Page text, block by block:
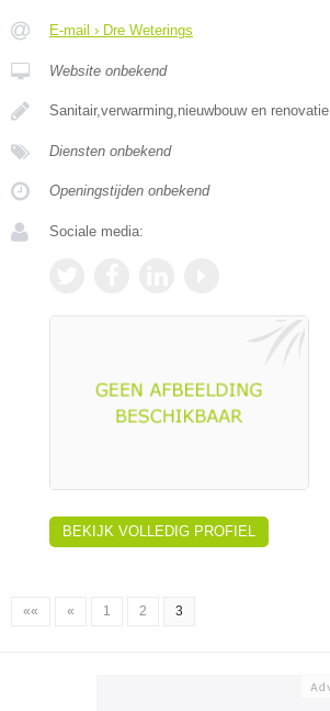
E-mail › Dre Weterings
Website onbekend
Sanitair,verwarming,nieuwbouw en renovatie
Diensten onbekend
Openingstijden onbekend
Sociale media:
BEKIJK VOLLEDIG PROFIEL
«« « 1 2 3